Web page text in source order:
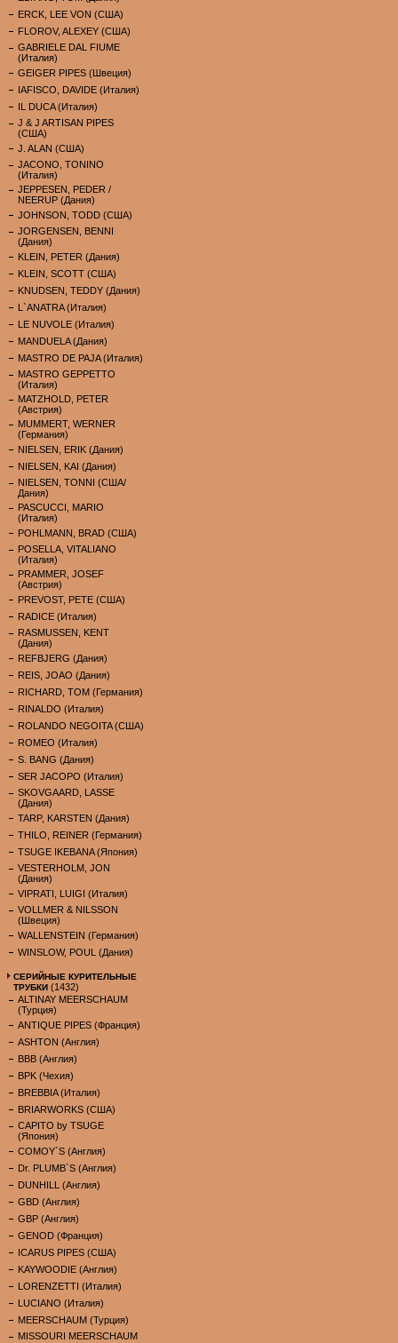
ERCK, LEE VON (США)
FLOROV, ALEXEY (США)
GABRIELE DAL FIUME
(Италия)
GEIGER PIPES (Швеция)
IAFISCO, DAVIDE (Италия)
IL DUCA (Италия)
J & J ARTISAN PIPES
(США)
J. ALAN (США)
JACONO, TONINO
(Италия)
JEPPESEN, PEDER /
NEERUP (Дания)
JOHNSON, TODD (США)
JORGENSEN, BENNI
(Дания)
KLEIN, PETER (Дания)
KLEIN, SCOTT (США)
KNUDSEN, TEDDY (Дания)
L`ANATRA (Италия)
LE NUVOLE (Италия)
MANDUELA (Дания)
MASTRO DE PAJA (Италия)
MASTRO GEPPETTO
(Италия)
MATZHOLD, PETER
(Австрия)
MUMMERT, WERNER
(Германия)
NIELSEN, ERIK (Дания)
NIELSEN, KAI (Дания)
NIELSEN, TONNI (США/
Дания)
PASCUCCI, MARIO
(Италия)
POHLMANN, BRAD (США)
POSELLA, VITALIANO
(Италия)
PRAMMER, JOSEF
(Австрия)
PREVOST, PETE (США)
RADICE (Италия)
RASMUSSEN, KENT
(Дания)
REFBJERG (Дания)
REIS, JOAO (Дания)
RICHARD, TOM (Германия)
RINALDO (Италия)
ROLANDO NEGOITA (США)
ROMEO (Италия)
S. BANG (Дания)
SER JACOPO (Италия)
SKOVGAARD, LASSE
(Дания)
TARP, KARSTEN (Дания)
THILO, REINER (Германия)
TSUGE IKEBANA (Япония)
VESTERHOLM, JON
(Дания)
VIPRATI, LUIGI (Италия)
VOLLMER & NILSSON
(Швеция)
WALLENSTEIN (Германия)
WINSLOW, POUL (Дания)
СЕРИЙНЫЕ КУРИТЕЛЬНЫЕ
ТРУБКИ (1432)
ALTINAY MEERSCHAUM
(Турция)
ANTIQUE PIPES (Франция)
ASHTON (Англия)
BBB (Англия)
BPK (Чехия)
BREBBIA (Италия)
BRIARWORKS (США)
CAPITO by TSUGE
(Япония)
COMOY`S (Англия)
Dr. PLUMB`S (Англия)
DUNHILL (Англия)
GBD (Англия)
GBP (Англия)
GENOD (Франция)
ICARUS PIPES (США)
KAYWOODIE (Англия)
LORENZETTI (Италия)
LUCIANO (Италия)
MEERSCHAUM (Турция)
MISSOURI MEERSCHAUM